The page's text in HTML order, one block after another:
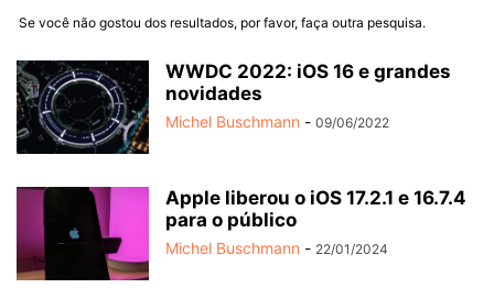
Se você não gostou dos resultados, por favor, faça outra pesquisa.
WWDC 2022: iOS 16 e grandes
novidades
Michel Buschmann - 09/06/2022
Apple liberou o iOS 17.2.1 e 16.7.4
para o público
Michel Buschmann - 22/01/2024